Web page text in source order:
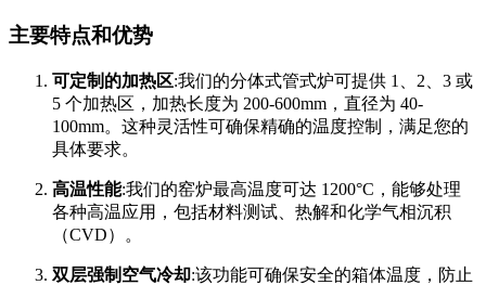
主要特点和优势
可定制的加热区:我们的分体式管式炉可提供 1、2、3 或
5 个加热区，加热长度为 200-600mm，直径为 40-
100mm。这种灵活性可确保精确的温度控制，满足您的
具体要求。
高温性能:我们的窑炉最高温度可达 1200°C，能够处理
各种高温应用，包括材料测试、热解和化学气相沉积
（CVD）。
双层强制空气冷却:该功能可确保安全的箱体温度，防止